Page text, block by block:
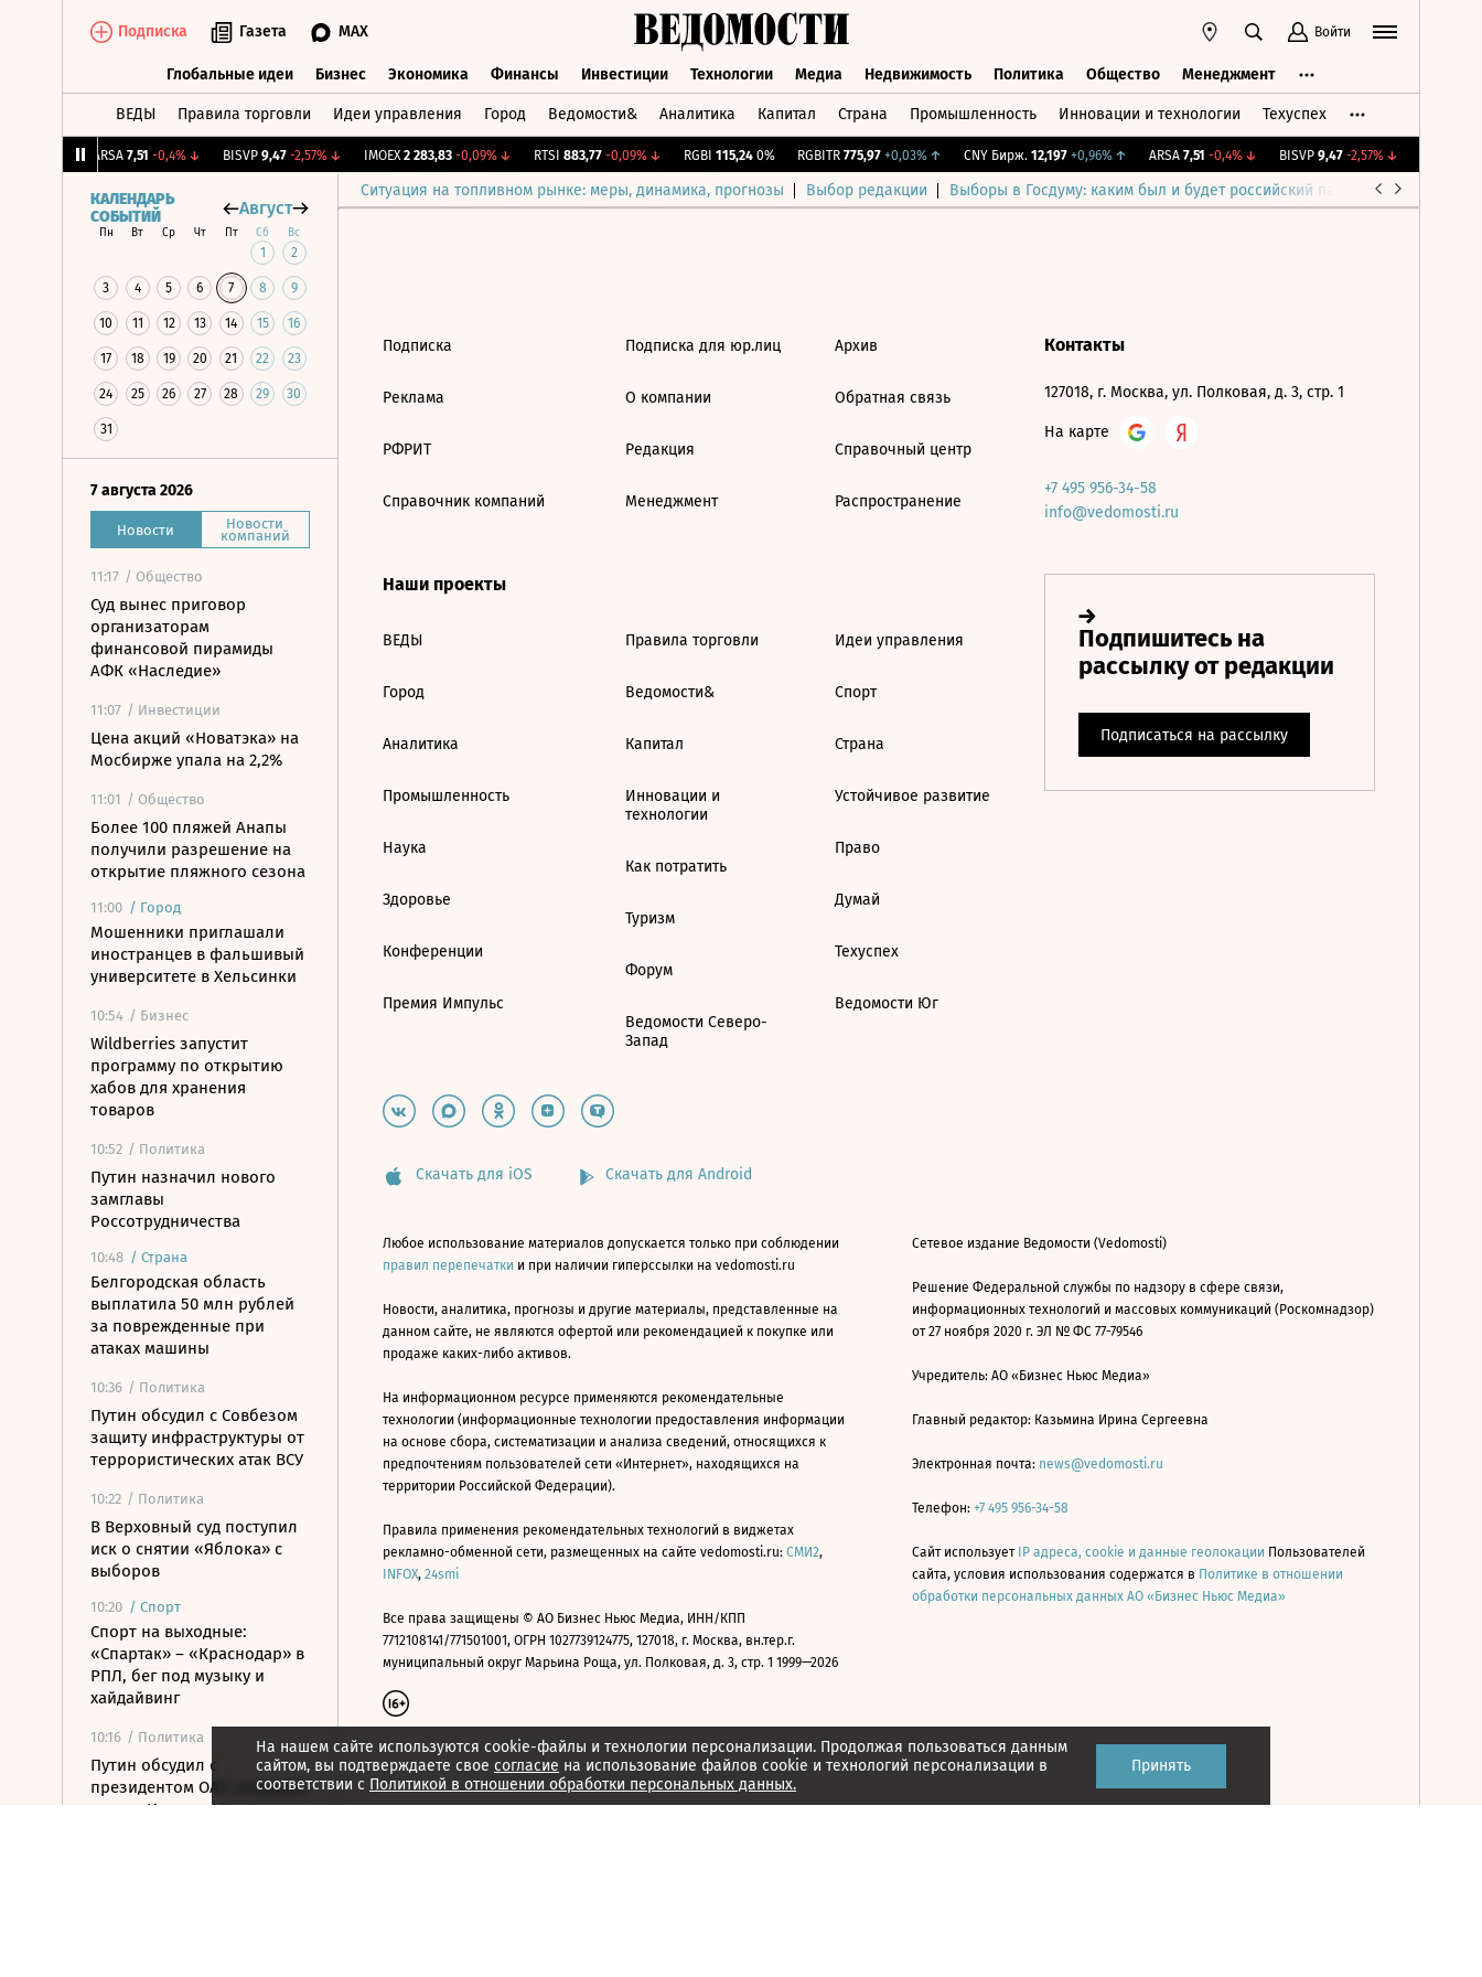
Подписка Газета MAX Войти
Глобальные идеи Бизнес Экономика Финансы Инвестиции Технологии Медиа Недвижимость Политика Общество Менеджмент
ВЕДЫ Правила торговли Идеи управления Город Ведомости& Аналитика Капитал Страна Промышленность Инновации и технологии Техуспех
ARSA 7,51 -0,4%↓ BISVP 9,47 -2,57%↓ IMOEX 2 283,83 -0,09%↓ RTSI 883,77 -0,09%↓ RGBI 115,24 0% RGBITR 775,97 +0,03%↑ CNY Бирж. 12,197 +0,96%↑ ARSA 7,51 -0,4%↓ BISVP 9,47 -2,57%↓
Ситуация на топливном рынке: меры, динамика, прогнозы Выбор редакции Выборы в Госдуму: каким был и будет российский парламент
КАЛЕНДАРЬ
СОБЫТИЙ
Август
Пн Вт Ср Чт Пт Сб Вс
1 2
3 4 5 6 7 8 9
10 11 12 13 14 15 16
17 18 19 20 21 22 23
24 25 26 27 28 29 30
31
7 августа 2026
Новости Новости
компаний
11:17 / Общество
Суд вынес приговор
организаторам
финансовой пирамиды
АФК «Наследие»
11:07 / Инвестиции
Цена акций «Новатэка» на
Мосбирже упала на 2,2%
11:01 / Общество
Более 100 пляжей Анапы
получили разрешение на
открытие пляжного сезона
11:00 / Город
Мошенники приглашали
иностранцев в фальшивый
университете в Хельсинки
10:54 / Бизнес
Wildberries запустит
программу по открытию
хабов для хранения
товаров
10:52 / Политика
Путин назначил нового
замглавы
Россотрудничества
10:48 / Страна
Белгородская область
выплатила 50 млн рублей
за поврежденные при
атаках машины
10:36 / Политика
Путин обсудил с Совбезом
защиту инфраструктуры от
террористических атак ВСУ
10:22 / Политика
В Верховный суд поступил
иск о снятии «Яблока» с
выборов
10:20 / Спорт
Спорт на выходные:
«Спартак» – «Краснодар» в
РПЛ, бег под музыку и
хайдайвинг
10:16 / Политика
Путин обсудил с
президентом ОАЭ ситуацию
вокруг Ирана и Украины
На нашем сайте используются cookie-файлы и технологии персонализации. Продолжая пользоваться данным
сайтом, вы подтверждаете свое согласие на использование файлов cookie и технологий персонализации в
соответствии с Политикой в отношении обработки персональных данных.
Принять
Подписка
Реклама
РФРИТ
Справочник компаний
Подписка для юр.лиц
О компании
Редакция
Менеджмент
Архив
Обратная связь
Справочный центр
Распространение
Наши проекты
ВЕДЫ
Город
Аналитика
Промышленность
Наука
Здоровье
Конференции
Премия Импульс
Правила торговли
Ведомости&
Капитал
Инновации и
технологии
Как потратить
Туризм
Форум
Ведомости Северо-
Запад
Идеи управления
Спорт
Страна
Устойчивое развитие
Право
Думай
Техуспех
Ведомости Юг
Контакты
127018, г. Москва, ул. Полковая, д. 3, стр. 1
На карте
+7 495 956-34-58
info@vedomosti.ru
Скачать для iOS Скачать для Android
Любое использование материалов допускается только при соблюдении
правил перепечатки и при наличии гиперссылки на vedomosti.ru
Новости, аналитика, прогнозы и другие материалы, представленные на
данном сайте, не являются офертой или рекомендацией к покупке или
продаже каких-либо активов.
На информационном ресурсе применяются рекомендательные
технологии (информационные технологии предоставления информации
на основе сбора, систематизации и анализа сведений, относящихся к
предпочтениям пользователей сети «Интернет», находящихся на
территории Российской Федерации).
Правила применения рекомендательных технологий в виджетах
рекламно-обменной сети, размещенных на сайте vedomosti.ru: СМИ2,
INFOX, 24smi
Все права защищены © АО Бизнес Ньюс Медиа, ИНН/КПП
7712108141/771501001, ОГРН 1027739124775, 127018, г. Москва, вн.тер.г.
муниципальный округ Марьина Роща, ул. Полковая, д. 3, стр. 1 1999—2026
Сетевое издание Ведомости (Vedomosti)
Решение Федеральной службы по надзору в сфере связи,
информационных технологий и массовых коммуникаций (Роскомнадзор)
от 27 ноября 2020 г. ЭЛ № ФС 77-79546
Учредитель: АО «Бизнес Ньюс Медиа»
Главный редактор: Казьмина Ирина Сергеевна
Электронная почта: news@vedomosti.ru
Телефон: +7 495 956-34-58
Сайт использует IP адреса, cookie и данные геолокации Пользователей
сайта, условия использования содержатся в Политике в отношении
обработки персональных данных АО «Бизнес Ньюс Медиа»